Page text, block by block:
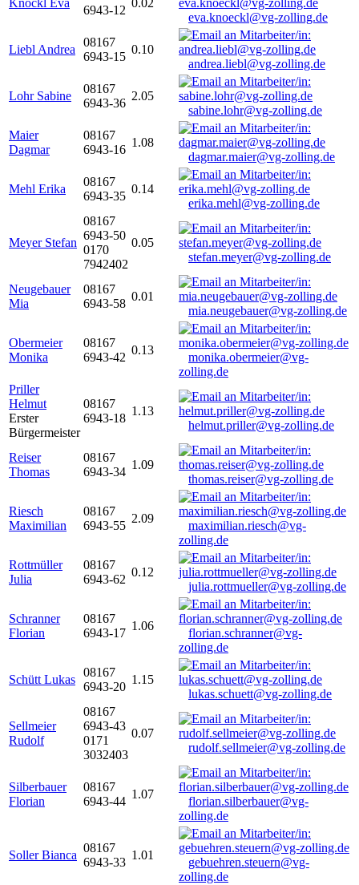
Knöckl Eva
6943-12
0.02
eva.knoeckl@vg-zolling.de
Liebl Andrea
08167
6943-15
0.10
andrea.liebl@vg-zolling.de
Lohr Sabine
08167
6943-36
2.05
sabine.lohr@vg-zolling.de
Maier
Dagmar
08167
6943-16
1.08
dagmar.maier@vg-zolling.de
Mehl Erika
08167
6943-35
0.14
erika.mehl@vg-zolling.de
Meyer Stefan
08167
6943-50
0170
7942402
0.05
stefan.meyer@vg-zolling.de
Neugebauer
Mia
08167
6943-58
0.01
mia.neugebauer@vg-zolling.de
Obermeier
Monika
08167
6943-42
0.13
monika.obermeier@vg-
zolling.de
Priller
Helmut
Erster
Bürgermeister
08167
6943-18
1.13
helmut.priller@vg-zolling.de
Reiser
Thomas
08167
6943-34
1.09
thomas.reiser@vg-zolling.de
Riesch
Maximilian
08167
6943-55
2.09
maximilian.riesch@vg-
zolling.de
Rottmüller
Julia
08167
6943-62
0.12
julia.rottmueller@vg-zolling.de
Schranner
Florian
08167
6943-17
1.06
florian.schranner@vg-
zolling.de
Schütt Lukas
08167
6943-20
1.15
lukas.schuett@vg-zolling.de
Sellmeier
Rudolf
08167
6943-43
0171
3032403
0.07
rudolf.sellmeier@vg-zolling.de
Silberbauer
Florian
08167
6943-44
1.07
florian.silberbauer@vg-
zolling.de
Soller Bianca
08167
6943-33
1.01
gebuehren.steuern@vg-
zolling.de